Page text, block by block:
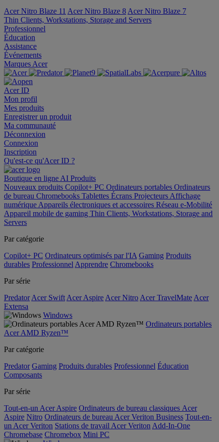
Acer Nitro Blaze 11 Acer Nitro Blaze 8 Acer Nitro Blaze 7
Thin Clients, Workstations, Storage and Servers
Professionnel
Éducation
Assistance
Événements
Marques Acer
Acer ID
Mon profil
Mes produits
Enregistrer un produit
Ma communauté
Déconnexion
Connexion
Inscription
Qu'est-ce qu'Acer ID ?
Boutique en ligne AI Produits
Nouveaux produits Copilot+ PC Ordinateurs portables Ordinateurs
de bureau Chromebooks Tablettes Écrans Projecteurs Affichage
numérique Appareils électroniques et accessoires Réseau e-Mobilité
Appareil mobile de gaming Thin Clients, Workstations, Storage and
Servers
Par catégorie
Copilot+ PC Ordinateurs optimisés par l'IA Gaming Produits
durables Professionnel Apprendre Chromebooks
Par série
Predator Acer Swift Acer Aspire Acer Nitro Acer TravelMate Acer
Extensa
Windows
Ordinateurs portables
Acer AMD Ryzen™
Par catégorie
Predator Gaming Produits durables Professionnel Éducation
Composants
Par série
Tout-en-un Acer Aspire Ordinateurs de bureau classiques Acer
Aspire Nitro Ordinateurs de bureau Acer Veriton Business Tout-en-
un Acer Veriton Stations de travail Acer Veriton Add-In-One
Chromebase Chromebox Mini PC